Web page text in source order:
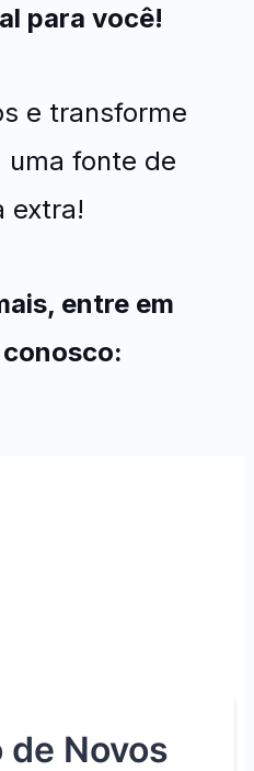
para você!
e transforme
uma fonte de
extra!
entre em